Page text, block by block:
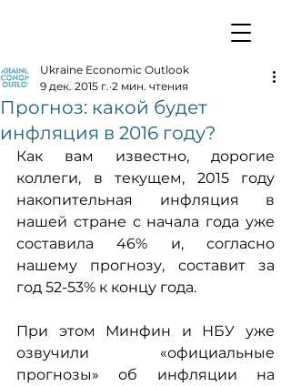
Прогноз: какой будет
инфляция в 2016 году?
Ukraine Economic Outlook
9 дек. 2015 г. 2 мин. чтения
Как вам известно, дорогие
коллеги, в текущем, 2015 году
накопительная инфляция в
нашей стране с начала года уже
составила 46% и, согласно
нашему прогнозу, составит за
год 52-53% к концу года.
При этом Минфин и НБУ уже
озвучили «официальные
прогнозы» об инфляции на